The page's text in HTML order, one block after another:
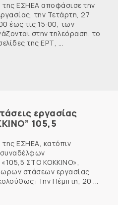
της ΕΣΗΕΑ αποφάσισε την
την Τετάρτη, 27
έως τις 15:00, των
στην τηλεόραση, το
της ΕΡΤ, ...
εργασίας
105,5
της ΕΣΗΕΑ, κατόπιν
συναδέλφων
ΣΤΟ ΚΟΚΚΙΝΟ»,
στάσεων εργασίας
Την Πέμπτη, 20 ...